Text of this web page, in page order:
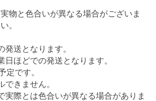
物と色合いが異なる場合がございま
。
送となります。
ほどでの発送となります。
定です。
きません。
実際とは色合いが異なる場合がありま